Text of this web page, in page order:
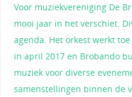
Voor muziekvereniging De
mooi jaar in het verschiet.
agenda. Het orkest werkt
in april 2017 en Brobando
muziek voor diverse
samenstellingen binnen de